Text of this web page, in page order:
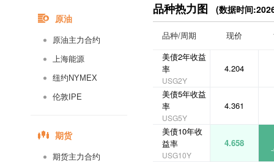
原油
原油主力合约
上海能源
纽约NYMEX
伦敦IPE
期货
期货主力合约
品种热力图 (数据时间
品种/周期 现价
美债2年收益
率
USG2Y
4.204
美债5年收益
率
USG5Y
4.361
美债10年收
益率
USG10Y
4.658